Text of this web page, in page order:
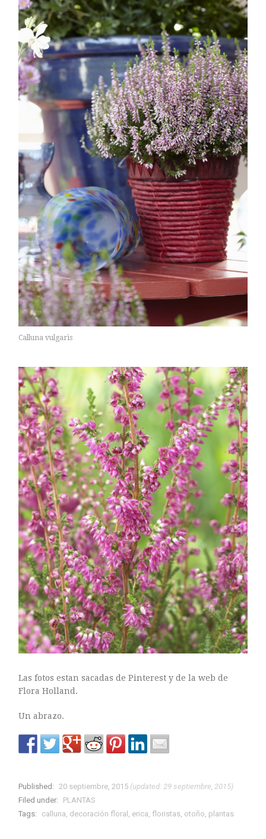
Calluna vulgaris
Las fotos estan sacadas de Pinterest y de la web de
Flora Holland.
Un abrazo.
Published: 20 septiembre, 2015 (updated: 29 septiembre, 2015)
Filed under:
PLANTAS
Tags:
calluna, decoración floral , erica, floristas, otoño, plantas